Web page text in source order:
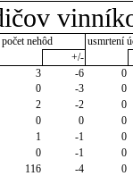
počet nehôd
usmrtení
+/-
3 -6
0
0 -3
0
2 -2
0
0 0
0
1 -1
0
0 -1
0
116 -4
0